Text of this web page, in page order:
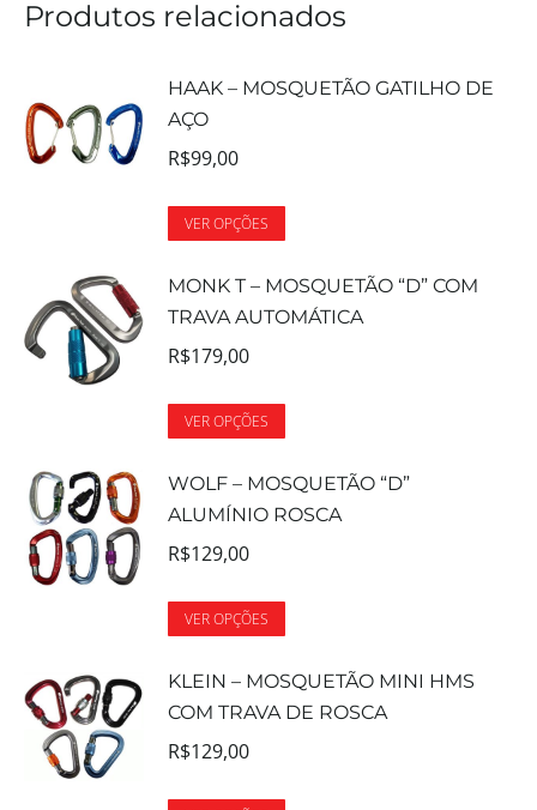
Produtos relacionados
HAAK – MOSQUETÃO GATILHO DE
AÇO
R$99,00
VER OPÇÕES
MONK T – MOSQUETÃO “D” COM
TRAVA AUTOMÁTICA
R$179,00
VER OPÇÕES
WOLF – MOSQUETÃO “D”
ALUMÍNIO ROSCA
R$129,00
VER OPÇÕES
KLEIN – MOSQUETÃO MINI HMS
COM TRAVA DE ROSCA
R$129,00